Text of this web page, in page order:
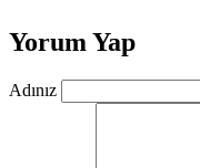
Yorum Yap
Adınız